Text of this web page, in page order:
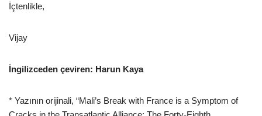
İçtenlikle,
Vijay
İngilizceden çeviren: Harun Kaya
* Yazının orijinali, “Mali’s Break with France is a Symptom of